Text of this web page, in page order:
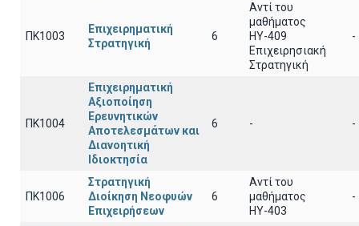
ΠΚ1003
Επιχειρηματική
Στρατηγική
6
Αντί του
μαθήματος
ΗΥ-409
Επιχειρησιακή
Στρατηγική
-
ΠΚ1004
Επιχειρηματική
Αξιοποίηση
Ερευνητικών
Αποτελεσμάτων και
Διανοητική
Ιδιοκτησία
6 - -
ΠΚ1006
Στρατηγική
Διοίκηση Νεοφυών
Επιχειρήσεων
6
Αντί του
μαθήματος
ΗΥ-403
-